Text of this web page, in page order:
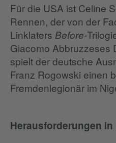
Für die USA ist Celine
Rennen, der von der
Linklaters Before-
Giacomo Abbruzzeses
spielt der deutsche
Franz Rogowski einen
Fremdenlegionär im
Herausforderungen